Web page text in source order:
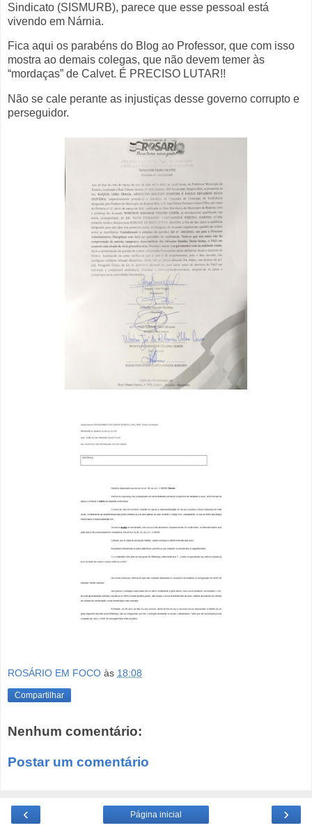
Sindicato (SISMURB), parece que esse pessoal está
vivendo em Nárnia.
Fica aqui os parabéns do Blog ao Professor, que com isso
mostra ao demais colegas, que não devem temer às
“mordaças” de Calvet. É PRECISO LUTAR!!
Não se cale perante as injustiças desse governo corrupto e
perseguidor.
ROSÁRIO EM FOCO às 18:08
Compartilhar
Nenhum comentário:
Postar um comentário
‹ ›
Página inicial